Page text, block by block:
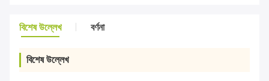
বিশেষ উল্লেখ বর্ণনা
বিশেষ উল্লেখ